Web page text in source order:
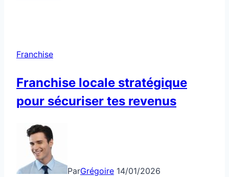
Franchise
Franchise locale stratégique
pour sécuriser tes revenus
ParGrégoire 14/01/2026